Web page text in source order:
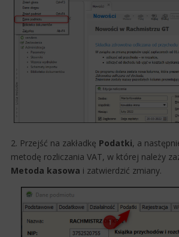
2. Przejść na zakładkę Podatki, a
metodę rozliczania VAT, w której należy
Metoda kasowa i zatwierdzić zmiany.